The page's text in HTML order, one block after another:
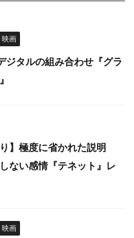
映画
ジタルの組み合わせ『グラ
】極度に省かれた説明
ない感情『テネット』レ
映画